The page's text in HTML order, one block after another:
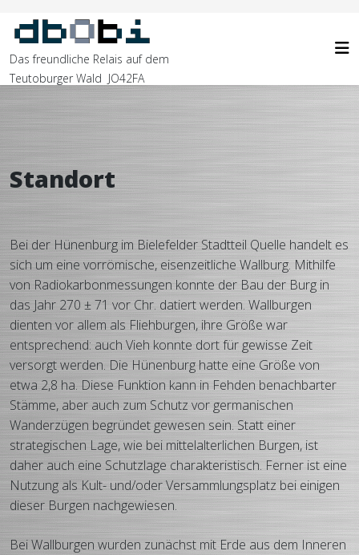
Das freundliche Relais auf dem
Teutoburger Wald JO42FA
Standort
Bei der Hünenburg im Bielefelder Stadtteil Quelle handelt es
sich um eine vorrömische, eisenzeitliche Wallburg. Mithilfe
von Radiokarbon­messungen konnte der Bau der Burg in
das Jahr 270 ± 71 vor Chr. datiert werden. Wallburgen
dienten vor allem als Fliehburgen, ihre Größe war
entsprechend: auch Vieh konnte dort für gewisse Zeit
versorgt werden. Die Hünenburg hatte eine Größe von
etwa 2,8 ha. Diese Funktion kann in Fehden benachbarter
Stämme, aber auch zum Schutz vor germanischen
Wanderzügen begründet gewesen sein. Statt einer
strategischen Lage, wie bei mittelalterlichen Burgen, ist
daher auch eine Schutzlage charakteristisch. Ferner ist eine
Nutzung als Kult- und/oder Versammlungsplatz bei einigen
dieser Burgen nachgewiesen.
Bei Wallburgen wurden zunächst mit Erde aus dem Inneren